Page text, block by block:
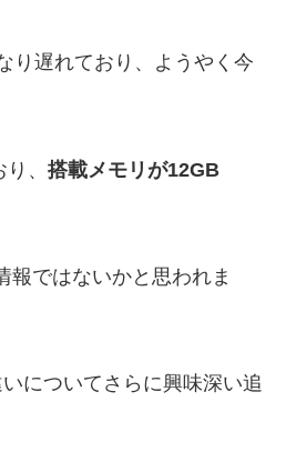
り遅れており、ようやく今
、 搭載メモリが12GB
報ではないかと思われま
についてさらに興味深い追